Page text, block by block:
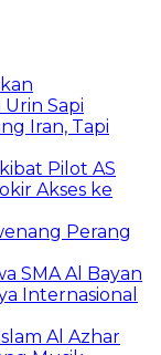
Sapi
Iran, Tapi
Pilot AS
Akses ke
Perang
SMA Al Bayan
Internasional
Al Azhar